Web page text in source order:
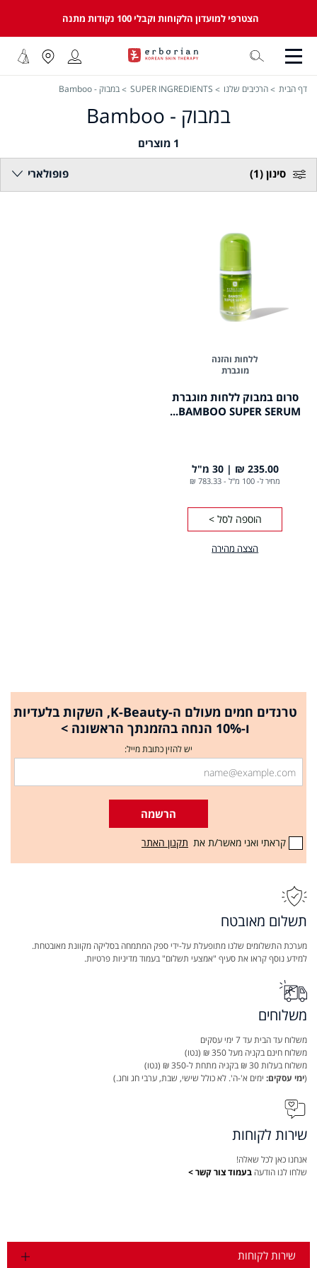
הצטרפי למועדון הלקוחות וקבלי 100 נקודות מתנה
דף הבית הרכיבים שלנו SUPER INGREDIENTS במבוק - Bamboo
במבוק - Bamboo
1 מוצרים
סינון (1) פופולארי
ללחות והזנה
מוגברת
סרום במבוק ללחות מוגברת
BAMBOO SUPER SERUM...
הצצה מהירה
235.00 ₪ 30 מ"ל
מחיר ל- 100 מ"ל -
783.33 ₪
הוספה לסל >
טרנדים חמים מעולם ה-K-Beauty, השקות בלעדיות
ו-10% הנחה בהזמנתך הראשונה >
יש להזין כתובת מייל:
הרשמה
קראתי ואני מאשר/ת את תקנון האתר
תשלום מאובטח
מערכת התשלומים שלנו מתופעלת על-ידי ספק המתמחה בסליקה מקוונת מאובטחת.
למידע נוסף קראו את סעיף "אמצעי תשלום" בעמוד מדיניות פרטיות.
משלוחים
משלוח עד הבית עד 7 ימי עסקים
משלוח חינם בקניה מעל 350 ₪ (נטו)
משלוח בעלות 30 ₪ בקניה מתחת ל-350 ₪ (נטו)
(ימי עסקים: ימים א'-ה'. לא כולל שישי, שבת, ערבי חג וחג.)
שירות לקוחות
אנחנו כאן לכל שאלה!
שלחו לנו הודעה בעמוד צור קשר >
שירות לקוחות